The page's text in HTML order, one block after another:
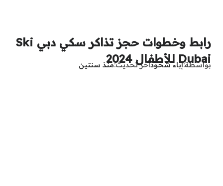
رابط وخطوات حجز تذاكر سكي دبي Ski
Dubai للأطفال 2024
بواسطةإباء شحودآخر تحديثمنذ سنتين